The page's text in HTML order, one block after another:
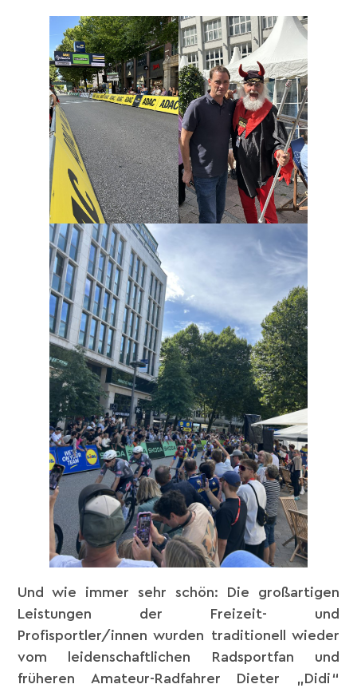
Und wie immer sehr schön: Die großartigen
Leistungen der Freizeit- und
Profisportler/innen wurden traditionell wieder
vom leidenschaftlichen Radsportfan und
früheren Amateur-Radfahrer Dieter „Didi“